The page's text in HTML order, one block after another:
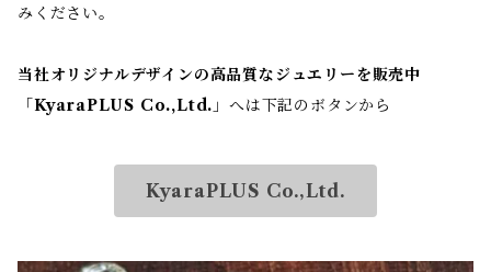
みください。
当社オリジナルデザインの高品質なジュエリーを販売中
「 KyaraPLUS Co.,Ltd. 」へは下記のボタンから
KyaraPLUS Co.,Ltd.